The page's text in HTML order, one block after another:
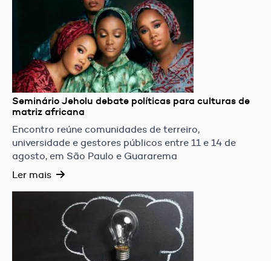
Seminário Jeholu debate políticas para culturas de
matriz africana
Encontro reúne comunidades de terreiro,
universidade e gestores públicos entre 11 e 14 de
agosto, em São Paulo e Guararema
Ler mais